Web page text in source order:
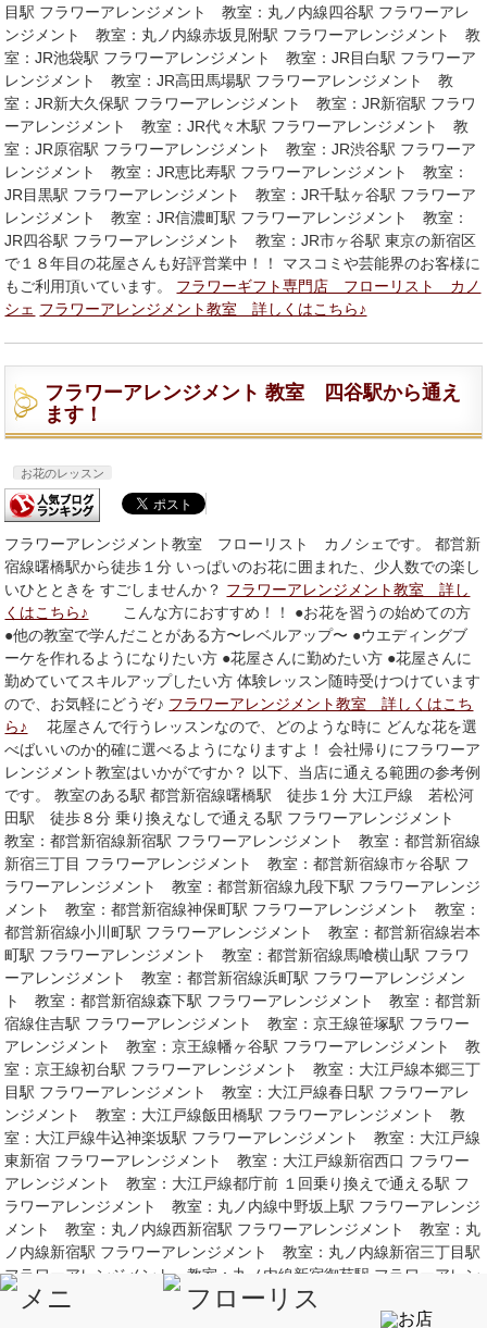
目駅 フラワーアレンジメント 教室：丸ノ内線四谷駅 フラワーアレ
ンジメント 教室：丸ノ内線赤坂見附駅 フラワーアレンジメント 教
室：JR池袋駅 フラワーアレンジメント 教室：JR目白駅 フラワーア
レンジメント 教室：JR高田馬場駅 フラワーアレンジメント 教
室：JR新大久保駅 フラワーアレンジメント 教室：JR新宿駅 フラワ
ーアレンジメント 教室：JR代々木駅 フラワーアレンジメント 教
室：JR原宿駅 フラワーアレンジメント 教室：JR渋谷駅 フラワーア
レンジメント 教室：JR恵比寿駅 フラワーアレンジメント 教室：
JR目黒駅 フラワーアレンジメント 教室：JR千駄ヶ谷駅 フラワーア
レンジメント 教室：JR信濃町駅 フラワーアレンジメント 教室：
JR四谷駅 フラワーアレンジメント 教室：JR市ヶ谷駅 東京の新宿区
で１８年目の花屋さんも好評営業中！！ マスコミや芸能界のお客様に
もご利用頂いています。 フラワーギフト専門店 フローリスト カノ
シェ フラワーアレンジメント教室 詳しくはこちら♪
フラワーアレンジメント 教室 四谷駅から通え
ます！
お花のレッスン
フラワーアレンジメント教室 フローリスト カノシェです。 都営新
宿線曙橋駅から徒歩１分 いっぱいのお花に囲まれた、少人数での楽し
いひとときを すごしませんか？ フラワーアレンジメント教室 詳し
くはこちら♪ こんな方におすすめ！！ ●お花を習うの始めての方
●他の教室で学んだことがある方〜レベルアップ〜 ●ウエディングブ
ーケを作れるようになりたい方 ●花屋さんに勤めたい方 ●花屋さんに
勤めていてスキルアップしたい方 体験レッスン随時受けつけています
ので、お気軽にどうぞ♪ フラワーアレンジメント教室 詳しくはこち
ら♪ 花屋さんで行うレッスンなので、どのような時に どんな花を選
べばいいのか的確に選べるようになりますよ！ 会社帰りにフラワーア
レンジメント教室はいかがですか？ 以下、当店に通える範囲の参考例
です。 教室のある駅 都営新宿線曙橋駅 徒歩１分 大江戸線 若松河
田駅 徒歩８分 乗り換えなしで通える駅 フラワーアレンジメント
教室：都営新宿線新宿駅 フラワーアレンジメント 教室：都営新宿線
新宿三丁目 フラワーアレンジメント 教室：都営新宿線市ヶ谷駅 フ
ラワーアレンジメント 教室：都営新宿線九段下駅 フラワーアレンジ
メント 教室：都営新宿線神保町駅 フラワーアレンジメント 教室：
都営新宿線小川町駅 フラワーアレンジメント 教室：都営新宿線岩本
町駅 フラワーアレンジメント 教室：都営新宿線馬喰横山駅 フラワ
ーアレンジメント 教室：都営新宿線浜町駅 フラワーアレンジメン
ト 教室：都営新宿線森下駅 フラワーアレンジメント 教室：都営新
宿線住吉駅 フラワーアレンジメント 教室：京王線笹塚駅 フラワー
アレンジメント 教室：京王線幡ヶ谷駅 フラワーアレンジメント 教
室：京王線初台駅 フラワーアレンジメント 教室：大江戸線本郷三丁
目駅 フラワーアレンジメント 教室：大江戸線春日駅 フラワーアレ
ンジメント 教室：大江戸線飯田橋駅 フラワーアレンジメント 教
室：大江戸線牛込神楽坂駅 フラワーアレンジメント 教室：大江戸線
東新宿 フラワーアレンジメント 教室：大江戸線新宿西口 フラワー
アレンジメント 教室：大江戸線都庁前 １回乗り換えで通える駅 フ
ラワーアレンジメント 教室：丸ノ内線中野坂上駅 フラワーアレンジ
メント 教室：丸ノ内線西新宿駅 フラワーアレンジメント 教室：丸
ノ内線新宿駅 フラワーアレンジメント 教室：丸ノ内線新宿三丁目駅
フラワーアレンジメント 教室：丸ノ内線新宿御苑駅 フラワーアレン
ジメント 教室：丸ノ内線四谷三丁目駅 フラワーアレンジメント 教
室：丸ノ内線四谷駅 フラワーアレンジメント 教室：丸ノ内線赤坂見